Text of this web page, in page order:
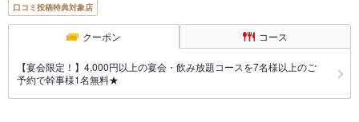
口コミ投稿特典対象店
クーポン コース
【宴会限定！】4,000円以上の宴会・飲み放題コースを7名様以上のご
予約で幹事様1名無料★